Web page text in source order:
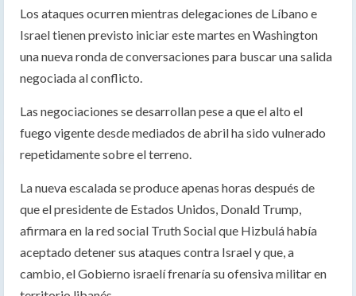
Los ataques ocurren mientras delegaciones de Líbano e
Israel tienen previsto iniciar este martes en Washington
una nueva ronda de conversaciones para buscar una salida
negociada al conflicto.
Las negociaciones se desarrollan pese a que el alto el
fuego vigente desde mediados de abril ha sido vulnerado
repetidamente sobre el terreno.
La nueva escalada se produce apenas horas después de
que el presidente de Estados Unidos, Donald Trump,
afirmara en la red social Truth Social que Hizbulá había
aceptado detener sus ataques contra Israel y que, a
cambio, el Gobierno israelí frenaría su ofensiva militar en